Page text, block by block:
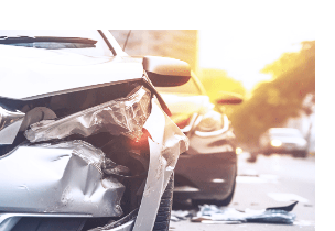
る利用データの項目】
ドコモがサービス提供等を通じて取得
などの個人データ
、メールアドレス、お客さまの識別子、
dポイントサービスのご利用に関する情
dポイントカード番号、性別、年齢、家族